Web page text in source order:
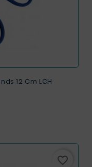
12 Cm LCH
favorite_border